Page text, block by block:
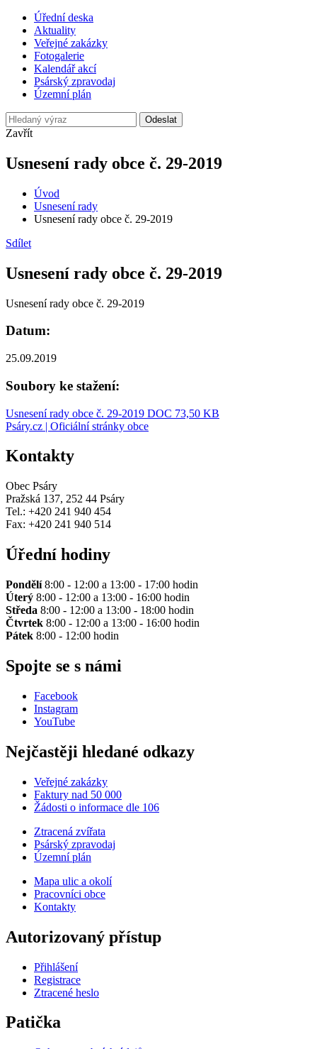
Úřední deska
Aktuality
Veřejné zakázky
Fotogalerie
Kalendář akcí
Psárský zpravodaj
Územní plán
Odeslat
Zavřít
Usnesení rady obce č. 29-2019
Úvod
Usnesení rady
Usnesení rady obce č. 29-2019
Sdílet
Usnesení rady obce č. 29-2019
Usnesení rady obce č. 29-2019
Datum:
25.09.2019
Soubory ke stažení:
Usnesení rady obce č. 29-2019 DOC 73,50 KB
Psáry.cz | Oficiální stránky obce
Kontakty
Obec Psáry
Pražská 137, 252 44 Psáry
Tel.: +420 241 940 454
Fax: +420 241 940 514
Úřední hodiny
Pondělí8:00 - 12:00 a 13:00 - 17:00 hodin
Úterý 8:00 - 12:00 a 13:00 - 16:00 hodin
Středa 8:00 - 12:00 a 13:00 - 18:00 hodin
Čtvrtek 8:00 - 12:00 a 13:00 - 16:00 hodin
Pátek 8:00 - 12:00 hodin
Spojte se s námi
Facebook
Instagram
YouTube
Nejčastěji hledané odkazy
Veřejné zakázky
Faktury nad 50 000
Žádosti o informace dle 106
Ztracená zvířata
Psárský zpravodaj
Územní plán
Mapa ulic a okolí
Pracovníci obce
Kontakty
Autorizovaný přístup
Přihlášení
Registrace
Ztracené heslo
Patička